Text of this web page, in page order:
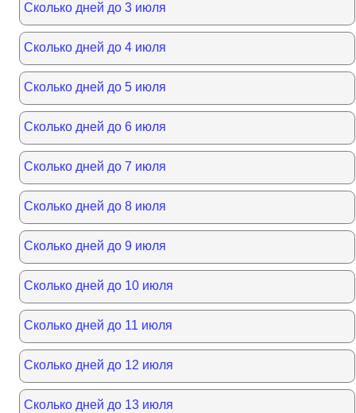
Сколько дней до 3 июля
Сколько дней до 4 июля
Сколько дней до 5 июля
Сколько дней до 6 июля
Сколько дней до 7 июля
Сколько дней до 8 июля
Сколько дней до 9 июля
Сколько дней до 10 июля
Сколько дней до 11 июля
Сколько дней до 12 июля
Сколько дней до 13 июля